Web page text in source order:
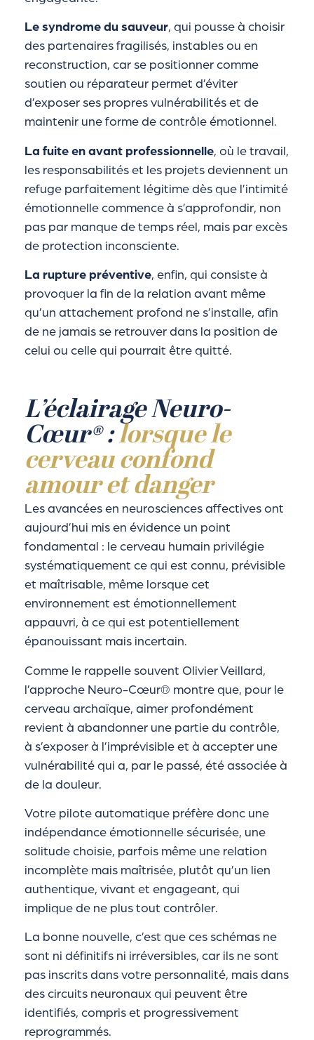
Le syndrome du sauveur, qui pousse à choisir
des partenaires fragilisés, instables ou en
reconstruction, car se positionner comme
soutien ou réparateur permet d’éviter
d’exposer ses propres vulnérabilités et de
maintenir une forme de contrôle émotionnel.
La fuite en avant professionnelle, où le travail,
les responsabilités et les projets deviennent un
refuge parfaitement légitime dès que l’intimité
émotionnelle commence à s’approfondir, non
pas par manque de temps réel, mais par excès
de protection inconsciente.
La rupture préventive, enfin, qui consiste à
provoquer la fin de la relation avant même
qu’un attachement profond ne s’installe, afin
de ne jamais se retrouver dans la position de
celui ou celle qui pourrait être quitté.
L’éclairage Neuro-
Cœur® :lorsque le
cerveau confond
amour et danger
Les avancées en neurosciences affectives ont
aujourd’hui mis en évidence un point
fondamental : le cerveau humain privilégie
systématiquement ce qui est connu, prévisible
et maîtrisable, même lorsque cet
environnement est émotionnellement
appauvri, à ce qui est potentiellement
épanouissant mais incertain.
Comme le rappelle souvent Olivier Veillard,
l’approche Neuro-Cœur® montre que, pour le
cerveau archaïque, aimer profondément
revient à abandonner une partie du contrôle,
à s’exposer à l’imprévisible et à accepter une
vulnérabilité qui a, par le passé, été associée à
de la douleur.
Votre pilote automatique préfère donc une
indépendance émotionnelle sécurisée, une
solitude choisie, parfois même une relation
incomplète mais maîtrisée, plutôt qu’un lien
authentique, vivant et engageant, qui
implique de ne plus tout contrôler.
La bonne nouvelle, c’est que ces schémas ne
sont ni définitifs ni irréversibles, car ils ne sont
pas inscrits dans votre personnalité, mais dans
des circuits neuronaux qui peuvent être
identifiés, compris et progressivement
reprogrammés.